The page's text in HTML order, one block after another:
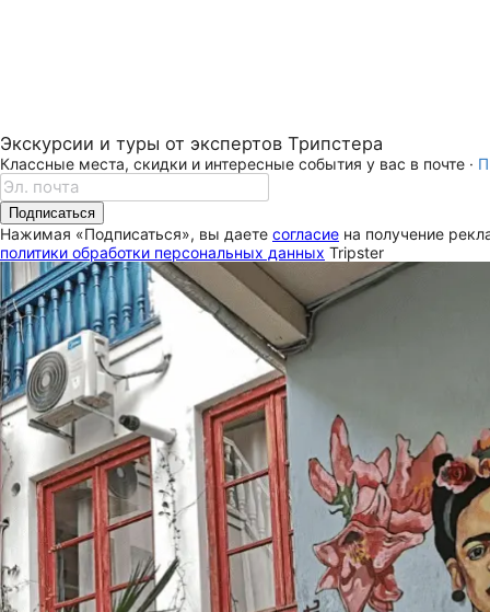
Экскурсии и туры от экспертов Трипстера
Классные места, скидки и интересные события у вас в почте ·
Подписаться
Нажимая «Подписаться», вы даете согласие на получение
политики обработки персональных данных Tripster